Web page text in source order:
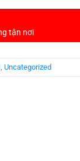
tận nơi
,Uncategorized